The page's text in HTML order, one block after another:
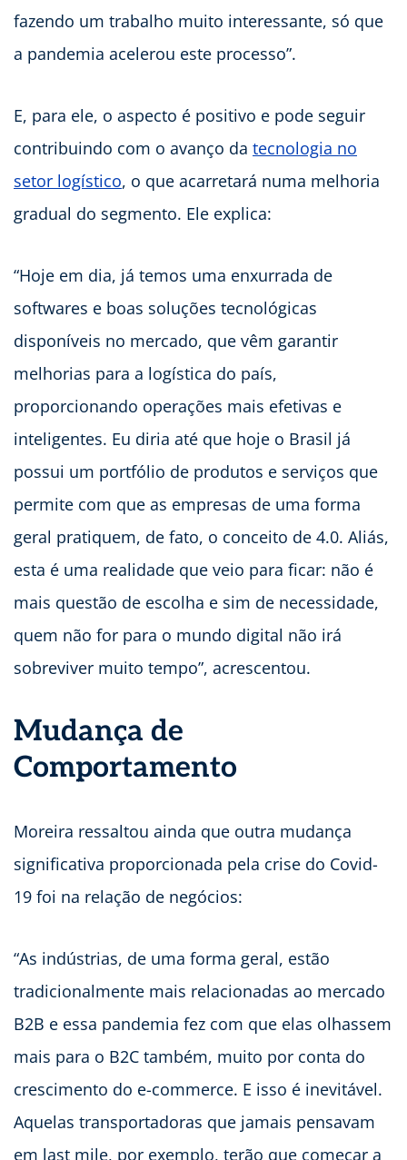
fazendo um trabalho muito interessante, só que
a pandemia acelerou este processo”.
E, para ele, o aspecto é positivo e pode seguir
contribuindo com o avanço da tecnologia no
setor logístico, o que acarretará numa melhoria
gradual do segmento. Ele explica:
“Hoje em dia, já temos uma enxurrada de
softwares e boas soluções tecnológicas
disponíveis no mercado, que vêm garantir
melhorias para a logística do país,
proporcionando operações mais efetivas e
inteligentes. Eu diria até que hoje o Brasil já
possui um portfólio de produtos e serviços que
permite com que as empresas de uma forma
geral pratiquem, de fato, o conceito de 4.0. Aliás,
esta é uma realidade que veio para ficar: não é
mais questão de escolha e sim de necessidade,
quem não for para o mundo digital não irá
sobreviver muito tempo”, acrescentou.
Mudança de
Comportamento
Moreira ressaltou ainda que outra mudança
significativa proporcionada pela crise do Covid-
19 foi na relação de negócios:
“As indústrias, de uma forma geral, estão
tradicionalmente mais relacionadas ao mercado
B2B e essa pandemia fez com que elas olhassem
mais para o B2C também, muito por conta do
crescimento do e-commerce. E isso é inevitável.
Aquelas transportadoras que jamais pensavam
em last mile, por exemplo, terão que começar a